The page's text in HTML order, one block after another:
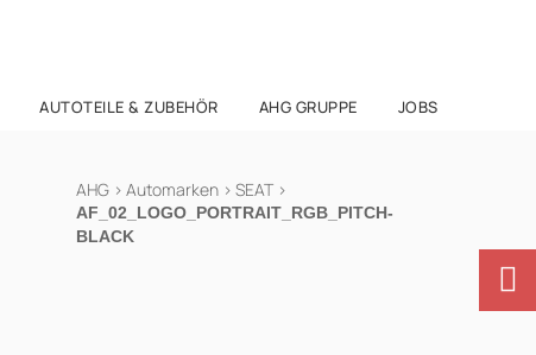
AUTOTEILE & ZUBEHÖR AHG GRUPPE JOBS
AHG > Automarken > SEAT >
AF_02_LOGO_PORTRAIT_RGB_PITCH-
BLACK